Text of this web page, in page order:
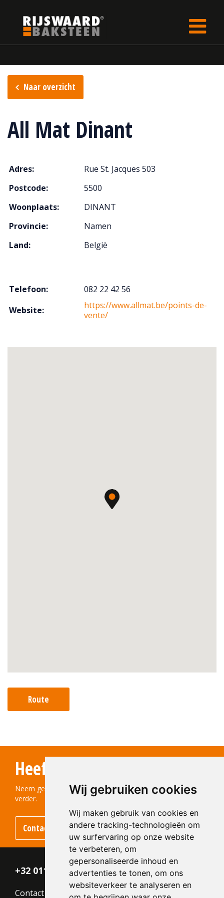
Wij gebruiken cookies
Wij maken gebruik van cookies en
andere tracking-technologieën om
uw surfervaring op onze website
te verbeteren, om
gepersonaliseerde inhoud en
advertenties te tonen, om ons
websiteverkeer te analyseren en
Naar overzicht
All Mat Dinant
Adres:
Rue St. Jacques 503
Postcode:
5500
Woonplaats:
DINANT
Provincie:
Namen
Land:
België
Telefoon:
082 22 42 56
Website:
https://www.allmat.be/points-de-
vente/
Route
Heeft u vragen?
Neem gerust contact met ons op! We helpen u graag
verder.
Contact opnemen
+32 011 - 870 938
Contact